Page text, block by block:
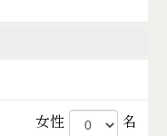
女性 名